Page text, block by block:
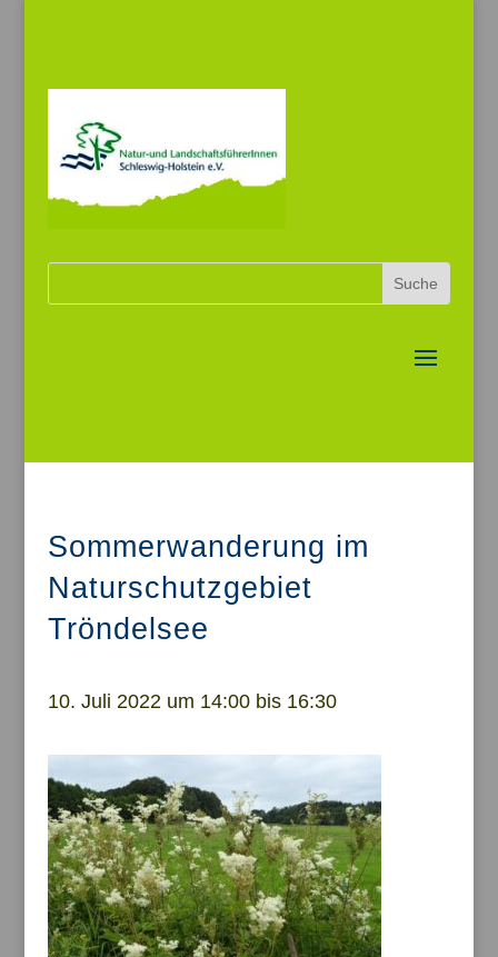
Sommerwanderung im
Naturschutzgebiet
Tröndelsee
10. Juli 2022 um 14:00 bis 16:30